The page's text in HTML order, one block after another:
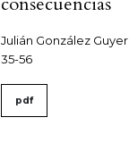
Julián González Guyer
35-56
pdf